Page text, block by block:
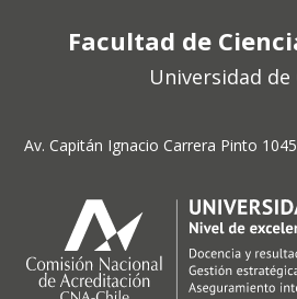
Facultad de
Universidad de
Av. Capitán Ignacio Carrera Pinto